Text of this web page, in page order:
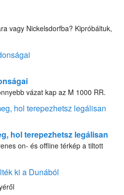
vagy Nickelsdorfba? Kipróbáltuk,
vázat kap az M 1000 RR.
hol terepezhetsz legálisan
on- és offline térkép a tiltott